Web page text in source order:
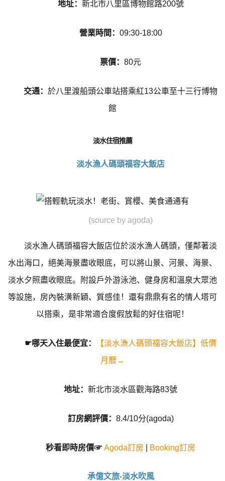
地址： 新北市八里區博物館路200號
營業時間： 09:30-18:00
票價： 80元
交通： 於八里渡船頭公車站搭乘紅13公車至十三行博物
館
淡水住宿推薦
淡水漁人碼頭福容大飯店
(source by agoda)
淡水漁人碼頭福容大飯店位於淡水漁人碼頭，僅鄰著淡
水出海口，絕美海景盡收眼底，可以將山景、河景、海景、
淡水夕照盡收眼底。附設戶外游泳池、健身房和溫泉大眾池
等設施，房內裝潢新穎、質感佳！還有鼎鼎有名的情人塔可
以搭乘，是非常適合度假放鬆的好住宿呢！
☛哪天入住最便宜：
【淡水漁人碼頭福容大飯店】低價
月曆→
地址： 新北市淡水區觀海路83號
訂房網評價： 8.4/10分(agoda)
秒看即時房價☞ Agoda訂房 Booking訂房
承億文旅-淡水吹風